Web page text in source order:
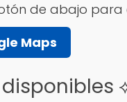
de abajo
Maps